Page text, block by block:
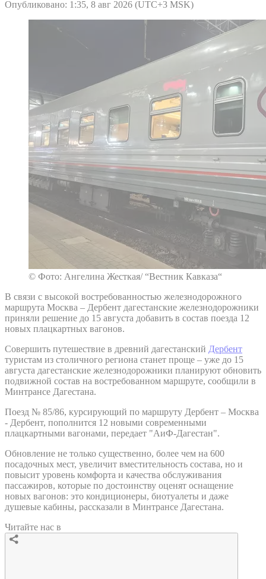
Опубликовано: 1:35, 8 авг 2026 (UTC+3 MSK)
© Фото: Ангелина Жесткая/ “Вестник Кавказа“
В связи с высокой востребованностью железнодорожного
маршрута Москва – Дербент дагестанские железнодорожники
приняли решение до 15 августа добавить в состав поезда 12
новых плацкартных вагонов.
Совершить путешествие в древний дагестанский Дербент
туристам из столичного региона станет проще – уже до 15
августа дагестанские железнодорожники планируют обновить
подвижной состав на востребованном маршруте, сообщили в
Минтрансе Дагестана.
Поезд № 85/86, курсирующий по маршруту Дербент – Москва
- Дербент, пополнится 12 новыми современными
плацкартными вагонами, передает "АиФ-Дагестан".
Обновление не только существенно, более чем на 600
посадочных мест, увеличит вместительность состава, но и
повысит уровень комфорта и качества обслуживания
пассажиров, которые по достоинству оценят оснащение
новых вагонов: это кондиционеры, биотуалеты и даже
душевые кабины, рассказали в Минтрансе Дагестана.
Читайте нас в